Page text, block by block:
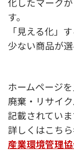
す。
「見える化」
少ない商品が選
ホームページ
廃棄・リサイ
記載されていま
詳しくはこち
産業環境管理協